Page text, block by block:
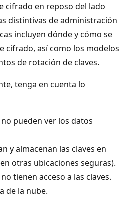
cifrado en reposo del lado
distintivas de administración
incluyen dónde y cómo se
cifrado, así como los modelos
de rotación de claves.
tenga en cuenta lo
pueden ver los datos
y almacenan las claves en
otras ubicaciones seguras).
tienen acceso a las claves.
de la nube.